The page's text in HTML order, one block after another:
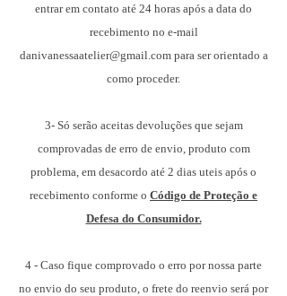
entrar em contato até 24 horas após a data do
recebimento no e-mail
danivanessaatelier@gmail.com para ser orientado a
como proceder.
3- Só serão aceitas devoluções que sejam
comprovadas de erro de envio, produto com
problema, em desacordo até 2 dias uteis após o
recebimento conforme o Código de Proteção e
Defesa do Consumidor.
4 - Caso fique comprovado o erro por nossa parte
no envio do seu produto, o frete do reenvio será por